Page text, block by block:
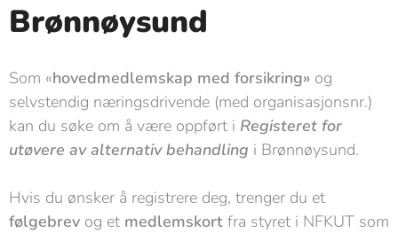
Brønnøysund
Som «hovedmedlemskap med forsikring» og
selvstendig næringsdrivende (med organisasjonsnr.)
kan du søke om å være oppført i Registeret for
utøvere av alternativ behandling i Brønnøysund.
Hvis du ønsker å registrere deg, trenger du et
følgebrev og et medlemskort fra styret i NFKUT som